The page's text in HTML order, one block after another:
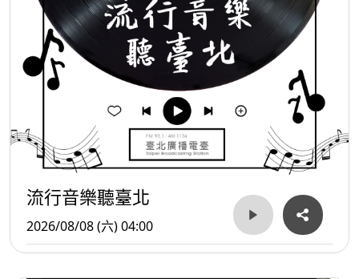
流行音樂聽臺北
2026/08/08 (六) 04:00